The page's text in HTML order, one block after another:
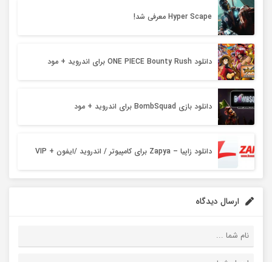
Hyper Scape معرفی شد!
دانلود ONE PIECE Bounty Rush برای اندروید + مود
دانلود بازی BombSquad برای اندروید + مود
دانلود زاپیا – Zapya برای کامپیوتر / اندروید /ایفون + VIP
ارسال دیدگاه